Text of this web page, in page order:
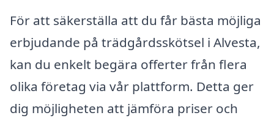
För att säkerställa att du får bästa möjliga
erbjudande på trädgårdsskötsel i Alvesta,
kan du enkelt begära offerter från flera
olika företag via vår plattform. Detta ger
dig möjligheten att jämföra priser och